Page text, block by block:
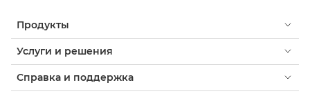
Продукты
Услуги и решения
Справка и поддержка